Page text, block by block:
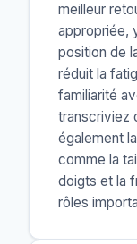
meilleur
appropriée,
position de
réduit la
familiarité
transcriviez
également
comme la
doigts et la
rôles